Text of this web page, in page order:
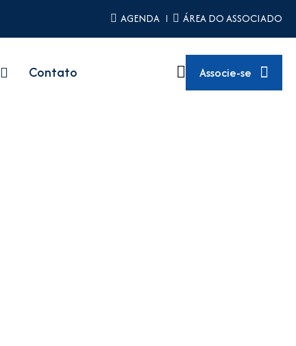
AGENDA ÁREA DO ASSOCIADO
Contato Associe-se